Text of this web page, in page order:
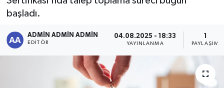
başladı.
ADMİN ADMİN ADMİN
EDITÖR
04.08.2025 - 18:33
YAYINLANMA PAYLAŞIM
Gündem
Sağlık
Siyaset